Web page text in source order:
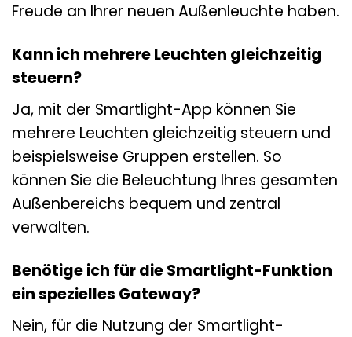
Freude an Ihrer neuen Außenleuchte haben.
Kann ich mehrere Leuchten gleichzeitig
steuern?
Ja, mit der Smartlight-App können Sie
mehrere Leuchten gleichzeitig steuern und
beispielsweise Gruppen erstellen. So
können Sie die Beleuchtung Ihres gesamten
Außenbereichs bequem und zentral
verwalten.
Benötige ich für die Smartlight-Funktion
ein spezielles Gateway?
Nein, für die Nutzung der Smartlight-